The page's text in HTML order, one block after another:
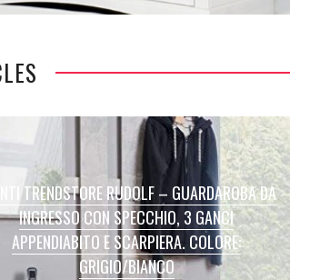
TRENDSTORE RUDOLF – GUARDAROBA DA
INGRESSO CON SPECCHIO, 3 GANCI
APPENDIABITO E SCARPIERA. COLORE:
GRIGIO/BIANCO